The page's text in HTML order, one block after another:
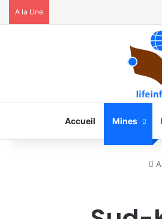
A la Une
Accueil Mines